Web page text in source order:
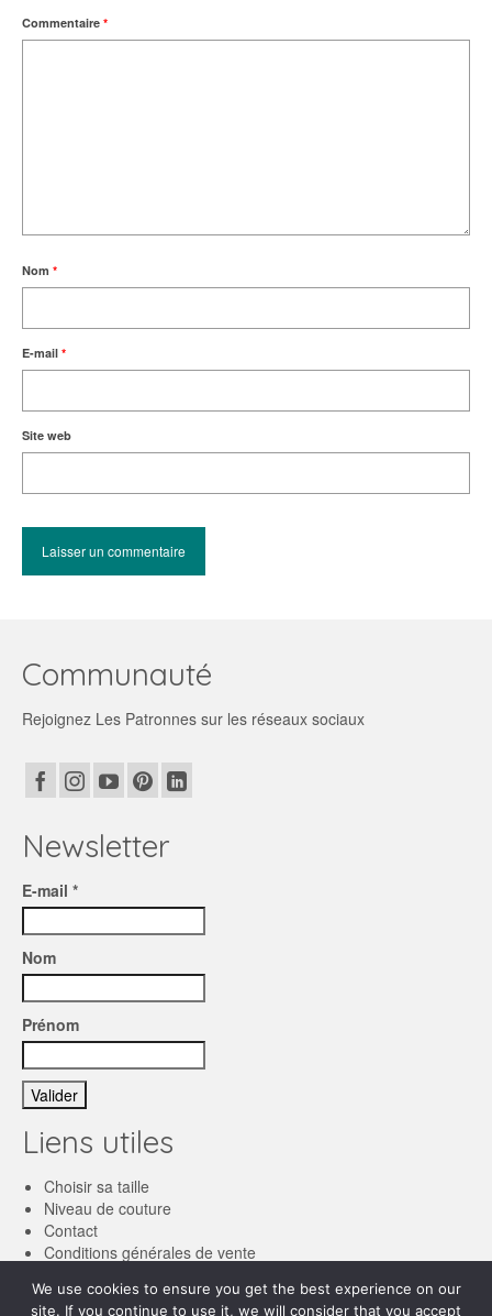
Commentaire *
Nom *
E-mail *
Site web
Communauté
Rejoignez Les Patronnes sur les réseaux sociaux
Newsletter
E-mail *
Nom
Prénom
Liens utiles
Choisir sa taille
Niveau de couture
Contact
Conditions générales de vente
We use cookies to ensure you get the best experience on our
site. If you continue to use it, we will consider that you accept